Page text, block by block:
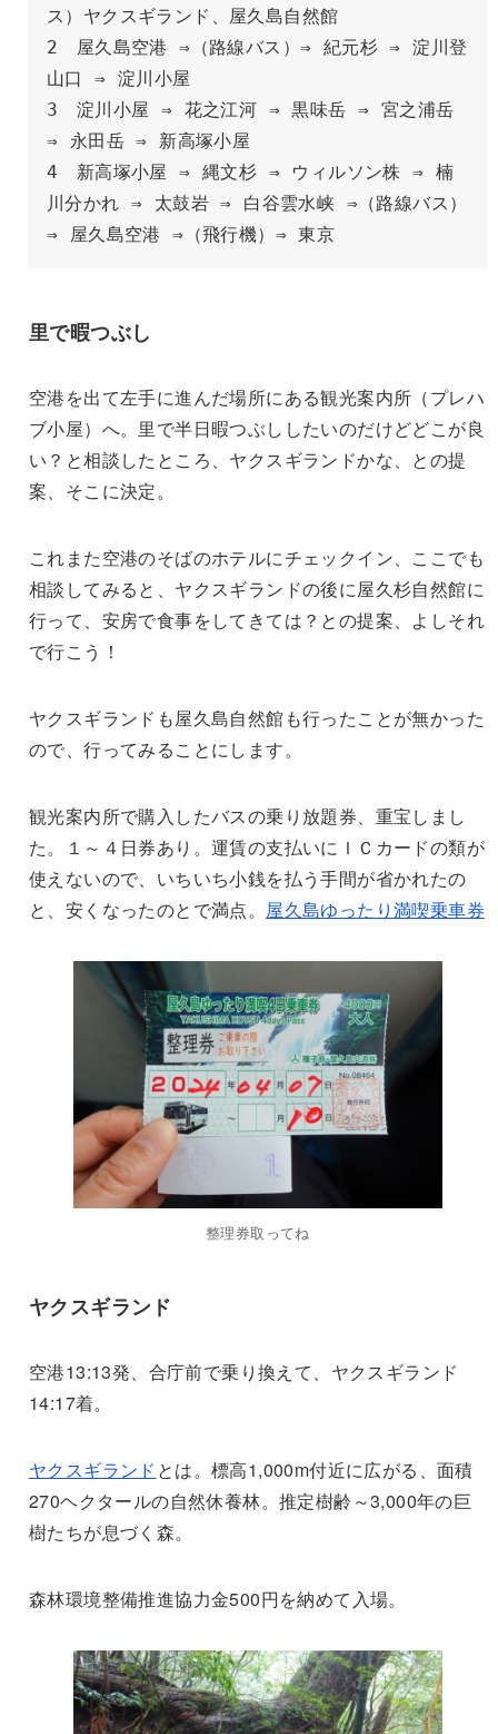
ス）ヤクスギランド、屋久島自然館
2　屋久島空港 ⇒（路線バス）⇒ 紀元杉 ⇒ 淀川登
山口 ⇒ 淀川小屋
3　淀川小屋 ⇒ 花之江河 ⇒ 黒味岳 ⇒ 宮之浦岳
⇒ 永田岳 ⇒ 新高塚小屋
4　新高塚小屋 ⇒ 縄文杉 ⇒ ウィルソン株 ⇒ 楠
川分かれ ⇒ 太鼓岩 ⇒ 白谷雲水峡 ⇒（路線バス）
⇒ 屋久島空港 ⇒（飛行機）⇒ 東京
里で暇つぶし
空港を出て左手に進んだ場所にある観光案内所（プレハ
ブ小屋）へ。里で半日暇つぶししたいのだけどどこが良
い？と相談したところ、ヤクスギランドかな、との提
案、そこに決定。
これまた空港のそばのホテルにチェックイン、ここでも
相談してみると、ヤクスギランドの後に屋久杉自然館に
行って、安房で食事をしてきては？との提案、よしそれ
で行こう！
ヤクスギランドも屋久島自然館も行ったことが無かった
ので、行ってみることにします。
観光案内所で購入したバスの乗り放題券、重宝しまし
た。１～４日券あり。運賃の支払いにＩＣカードの類が
使えないので、いちいち小銭を払う手間が省かれたの
と、安くなったのとで満点。 屋久島ゆったり満喫乗車券
整理券取ってね
ヤクスギランド
空港13:13発、合庁前で乗り換えて、ヤクスギランド
14:17着。
ヤクスギランド とは。標高1,000m付近に広がる、面積
270ヘクタールの自然休養林。推定樹齢～3,000年の巨
樹たちが息づく森。
森林環境整備推進協力金500円を納めて入場。